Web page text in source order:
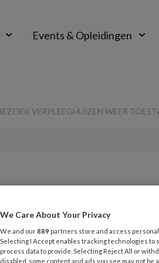
Events & Opleidingen
VERPLEEGHUIZEN WEER
bezoek
We Care About Your Privacy
We and our889 partners store and access
Selecting I Accept enables tracking technologies
process data to provide. Selecting Reject All or
disabled, some content and ads you see may not